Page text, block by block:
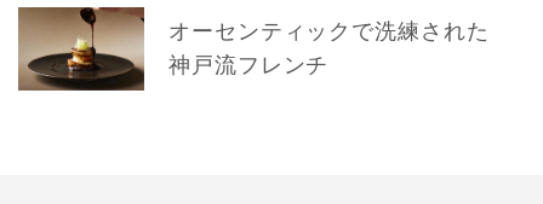
オーセンティックで洗練された
神戸流フレンチ